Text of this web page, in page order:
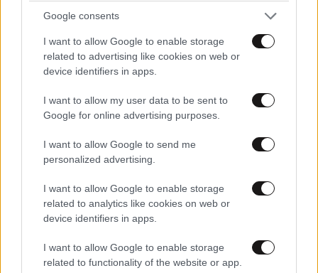
Google consents
I want to allow Google to enable storage
related to advertising like cookies on web or
device identifiers in apps.
I want to allow my user data to be sent to
Google for online advertising purposes.
I want to allow Google to send me
personalized advertising.
I want to allow Google to enable storage
related to analytics like cookies on web or
device identifiers in apps.
I want to allow Google to enable storage
related to functionality of the website or app.
tasos.androutsopoulo
Ένα πραγμα δουλευε και θέλουν να το τελειώσουν και
αυτό, δεν μπορουσαν από τον Οκτώβριο να επιβάλουν
τον νόμο? Τώρα που θέλουν να δουλεψουν τα
μαγαζιά τους ήρθε?
Άχθος Αρούρης
Ναι, ας κλέψουν μέχρι τον Οκτώβριο και μετά
βλέπουμε...
Απαντήστε